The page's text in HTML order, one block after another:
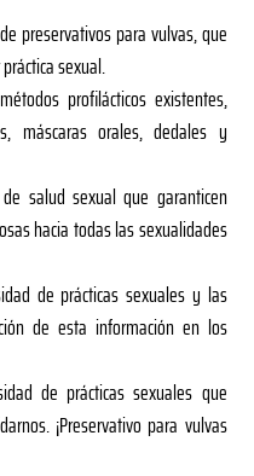
preservativos para vulvas, que
sexual.
profilácticos existentes,
máscaras orales, dedales y
salud sexual que garanticen
hacia todas las sexualidades
de prácticas sexuales y las
de esta información en los
de prácticas sexuales que
¡Preservativo para vulvas